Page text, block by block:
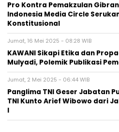
Pro Kontra Pemakzulan
Indonesia Media Circle
Konstitusional
Jumat, 16 Mei 2025 - 08:28 WIB
KAWANI Sikapi Etika dan
Mulyadi, Polemik Publikasi
Jumat, 2 Mei 2025 - 06:44 WIB
Panglima TNI Geser Jabatan
TNI Kunto Arief Wibowo dari
I